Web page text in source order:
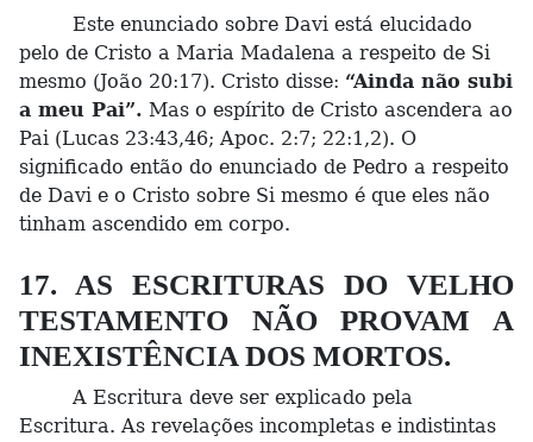
Este enunciado sobre Davi está elucidado
pelo de Cristo a Maria Madalena a respeito de Si
mesmo (João 20:17). Cristo disse: “Ainda não subi
a meu Pai”. Mas o espírito de Cristo ascendera ao
Pai (Lucas 23:43,46; Apoc. 2:7; 22:1,2). O
significado então do enunciado de Pedro a respeito
de Davi e o Cristo sobre Si mesmo é que eles não
tinham ascendido em corpo.
17. AS ESCRITURAS DO VELHO
TESTAMENTO NÃO PROVAM A
INEXISTÊNCIA DOS MORTOS.
A Escritura deve ser explicado pela
Escritura. As revelações incompletas e indistintas